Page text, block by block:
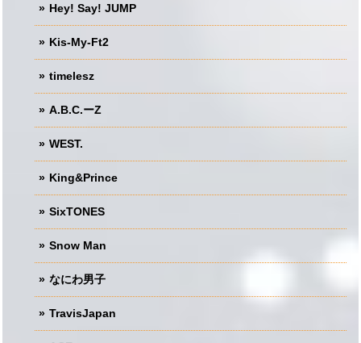
Hey! Say! JUMP
Kis-My-Ft2
timelesz
A.B.C.ーZ
WEST.
King&Prince
SixTONES
Snow Man
なにわ男子
TravisJapan